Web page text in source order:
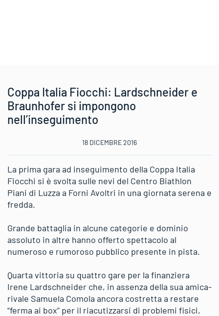
Coppa Italia Fiocchi: Lardschneider e
Braunhofer si impongono
nell’inseguimento
18 DICEMBRE 2016
La prima gara ad inseguimento della Coppa Italia
Fiocchi si è svolta sulle nevi del Centro Biathlon
Piani di Luzza a Forni Avoltri in una giornata serena e
fredda.
Grande battaglia in alcune categorie e dominio
assoluto in altre hanno offerto spettacolo al
numeroso e rumoroso pubblico presente in pista.
Quarta vittoria su quattro gare per la finanziera
Irene Lardschneider che, in assenza della sua amica-
rivale Samuela Comola ancora costretta a restare
“ferma ai box” per il riacutizzarsi di problemi fisici,